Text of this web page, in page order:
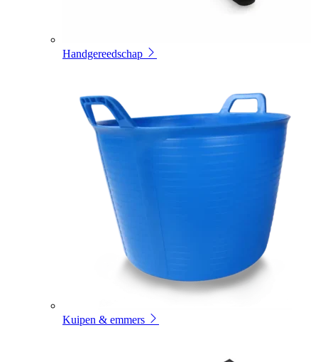
Handgereedschap
Kuipen & emmers